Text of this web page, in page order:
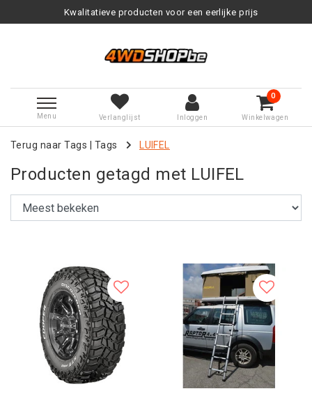
producten voor een eerlijke prijs
Menu Verlanglijst Inloggen
0
Winkelwagen
Terug naar Tags Tags LUIFEL
Producten getagd met LUIFEL